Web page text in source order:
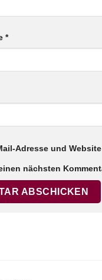
*
Adresse und
nächsten